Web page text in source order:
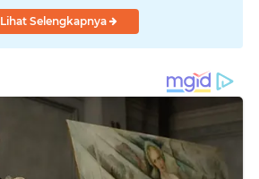
Lihat Selengkapnya